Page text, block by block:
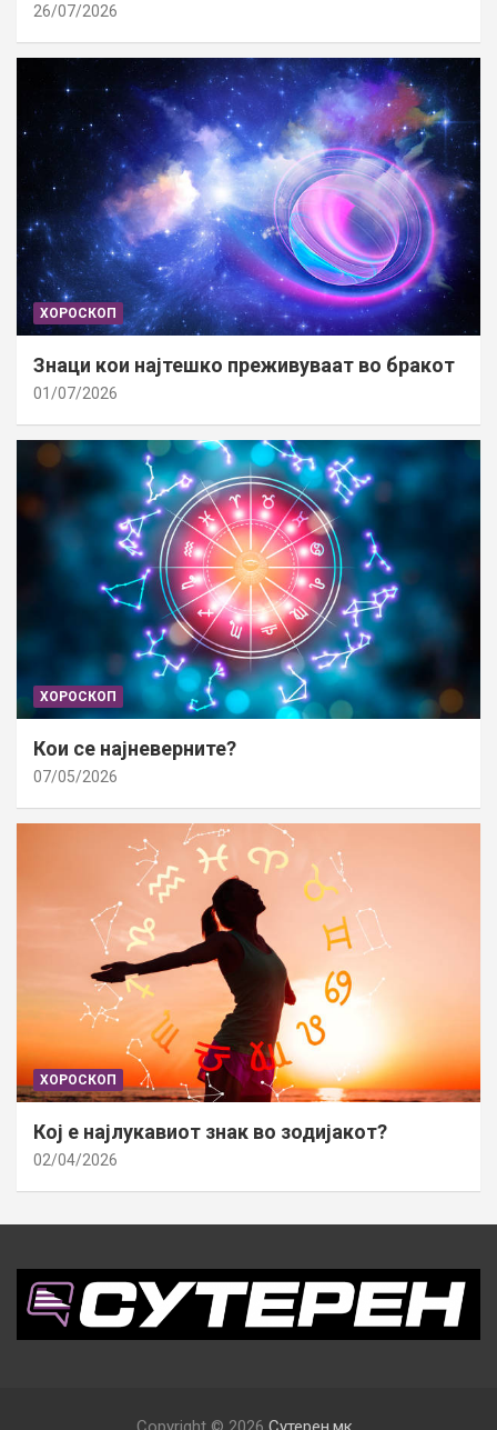
26/07/2026
ХОРОСКОП
Знаци кои најтешко преживуваат во бракот
01/07/2026
ХОРОСКОП
Кои се најневерните?
07/05/2026
ХОРОСКОП
Кој е најлукавиот знак во зодијакот?
02/04/2026